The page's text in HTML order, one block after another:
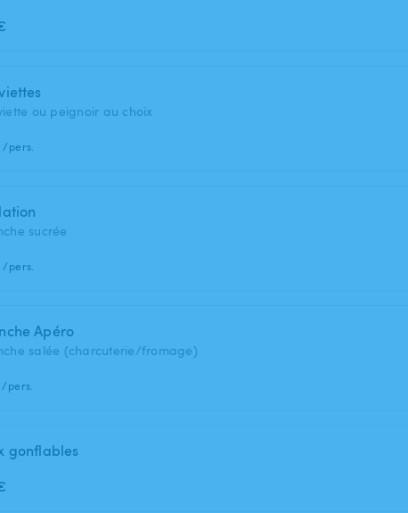
ou peignoir au choix
/pers.
sucrée
/pers.
Apéro
salée (charcuterie/fromage)
/pers.
gonflables